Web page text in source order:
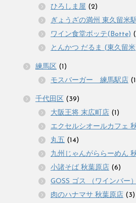
ひろしま屋 (2)
ぎょうざの満州 東久留米
ワイン食堂ボッテ(Botte)
とんかつ だるま (東久留
練馬区 (1)
モスバーガー 練馬駅店
千代田区 (39)
大阪王将 末広町店 (1)
エクセルシオールカフェ
丸五 (14)
九州じゃんがららーめん
小諸そば 秋葉原店 (6)
GOSS ゴス （ワインバー）
肉のハナマサ 秋葉原店 (3)